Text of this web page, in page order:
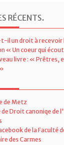
RÉCENTS.
il un droit à recevoir
« Un coeur qui
livre : « Prêtres,
de Metz